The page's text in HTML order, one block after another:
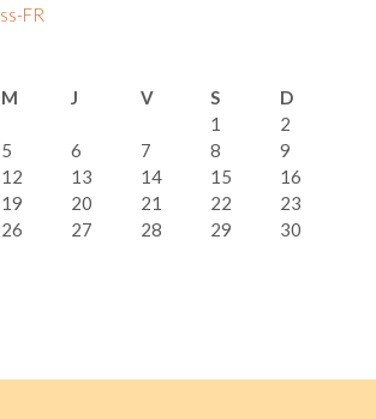
FR
M J V S D
1
2
5 6 7 8
9
12 13 14 15
16
19 20 21 22
23
26 27 28 29
30